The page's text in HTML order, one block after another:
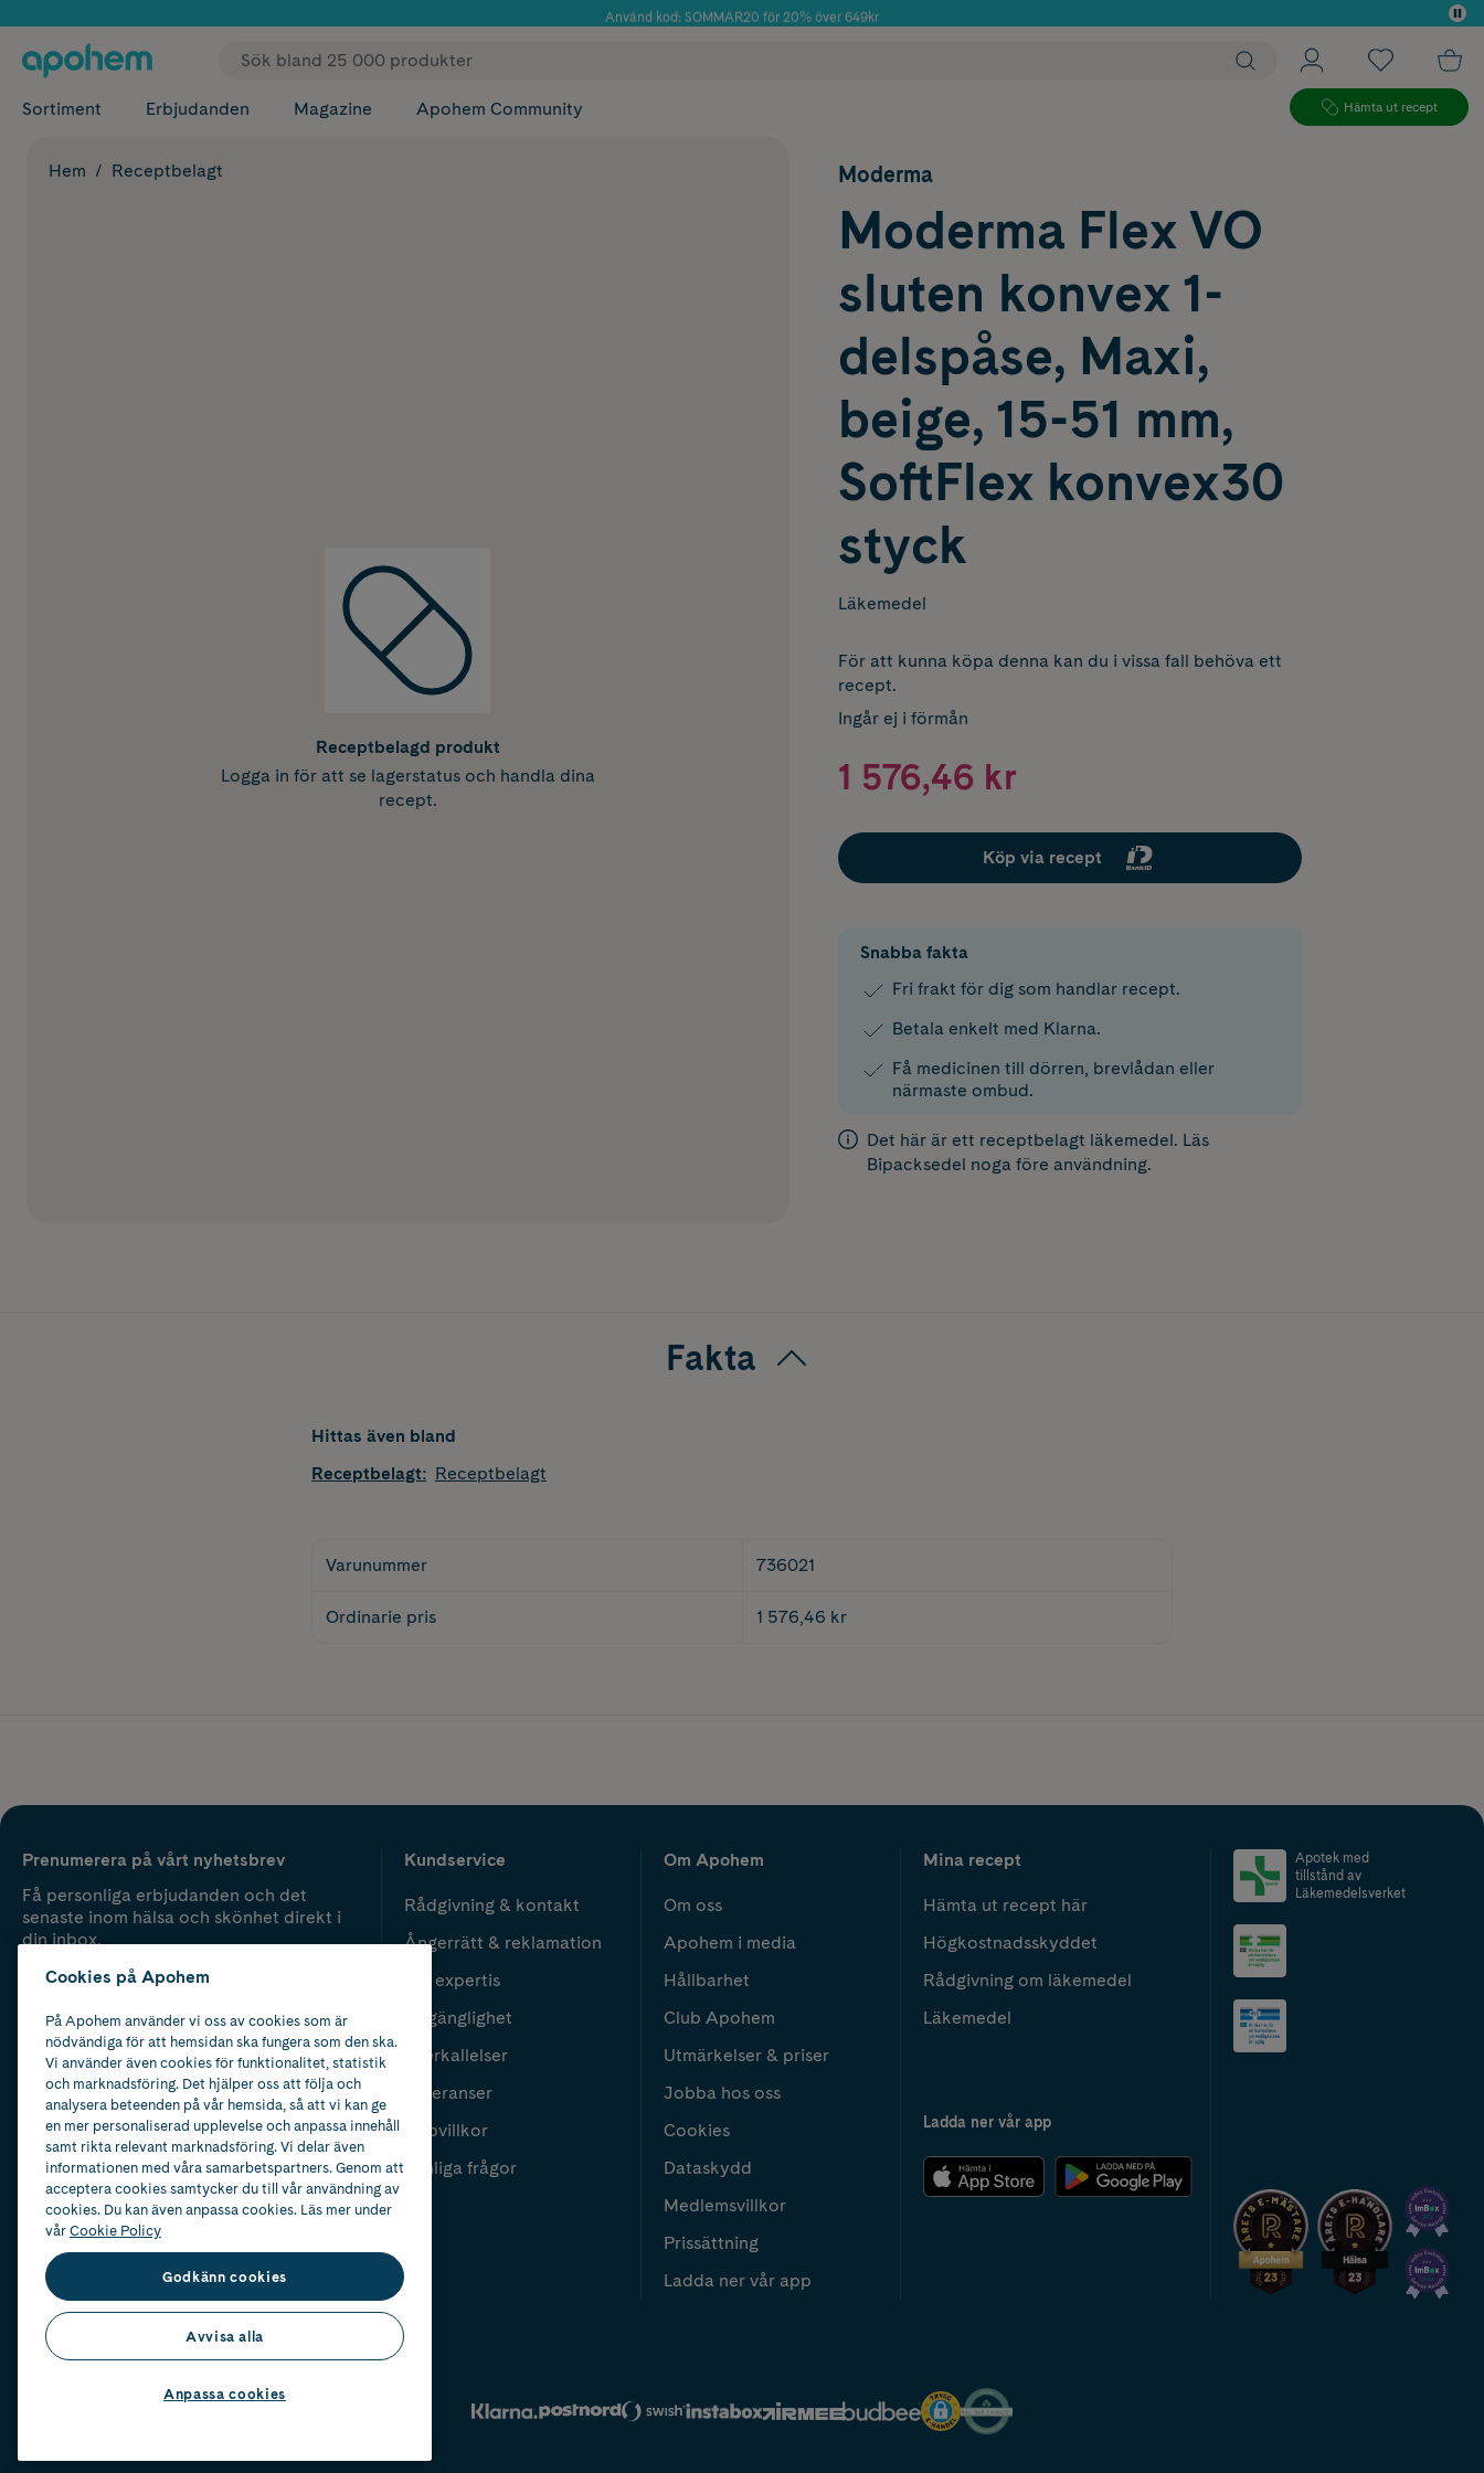
Använd kod: SOMMAR20 för 20% över 649kr
✓ Fri frakt
Sortiment Erbjudanden Magazine Apohem Community Hämta ut recept
Hem Receptbelagt
Receptbelagd produkt
Logga in för att se lagerstatus och handla dina
recept.
Moderma
Moderma Flex VO
sluten konvex 1-
delspåse, Maxi,
beige, 15-51 mm,
SoftFlex konvex30
styck
Läkemedel
För att kunna köpa denna kan du i vissa fall behöva ett
recept.
Ingår ej i förmån
1 576,46 kr
Köp via recept
Snabba fakta
Fri frakt för dig som handlar recept.
Betala enkelt med Klarna.
Få medicinen till dörren, brevlådan eller
närmaste ombud.
Det här är ett receptbelagt läkemedel. Läs
Bipacksedel noga före användning.
Fakta
Hittas även bland
Receptbelagt: Receptbelagt
Varunummer 736021
Ordinarie pris 1 576,46 kr
Prenumerera på vårt nyhetsbrev
Få personliga erbjudanden och det
senaste inom hälsa och skönhet direkt i
din inbox.
Kundservice
Rådgivning & kontakt
Ångerrätt & reklamation
Vår expertis
Tillgänglighet
Återkallelser
Leveranser
Köpvillkor
Vanliga frågor
Om Apohem
Om oss
Apohem i media
Hållbarhet
Club Apohem
Utmärkelser & priser
Jobba hos oss
Cookies
Dataskydd
Medlemsvillkor
Prissättning
Ladda ner vår app
Mina recept
Hämta ut recept här
Högkostnadsskyddet
Rådgivning om läkemedel
Läkemedel
Ladda ner vår app
Apotek med
tillstånd av
Läkemedelsverket
2024
Cookies på Apohem
På Apohem använder vi oss av cookies som är
nödvändiga för att hemsidan ska fungera som den ska.
Vi använder även cookies för funktionalitet, statistik
och marknadsföring. Det hjälper oss att följa och
analysera beteenden på vår hemsida, så att vi kan ge
en mer personaliserad upplevelse och anpassa innehåll
samt rikta relevant marknadsföring. Vi delar även
informationen med våra samarbetspartners. Genom att
acceptera cookies samtycker du till vår användning av
cookies. Du kan även anpassa cookies. Läs mer under
vårCookie Policy
Godkänn cookies
Avvisa alla
Anpassa cookies